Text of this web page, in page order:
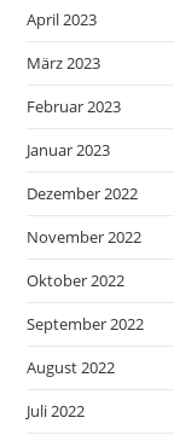
April 2023
März 2023
Februar 2023
Januar 2023
Dezember 2022
November 2022
Oktober 2022
September 2022
August 2022
Juli 2022